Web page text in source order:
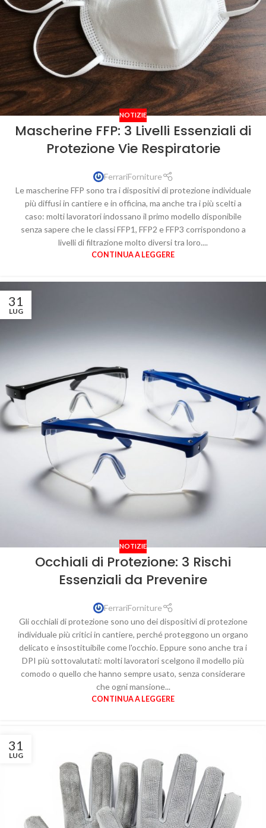
NOTIZIE
Mascherine FFP: 3 Livelli Essenziali di
Protezione Vie Respiratorie
FerrariForniture
Le mascherine FFP sono tra i dispositivi di protezione individuale
più diffusi in cantiere e in officina, ma anche tra i più scelti a
caso: molti lavoratori indossano il primo modello disponibile
senza sapere che le classi FFP1, FFP2 e FFP3 corrispondono a
livelli di filtrazione molto diversi tra loro....
CONTINUA A LEGGERE
31
LUG
NOTIZIE
Occhiali di Protezione: 3 Rischi
Essenziali da Prevenire
FerrariForniture
Gli occhiali di protezione sono uno dei dispositivi di protezione
individuale più critici in cantiere, perché proteggono un organo
delicato e insostituibile come l'occhio. Eppure sono anche tra i
DPI più sottovalutati: molti lavoratori scelgono il modello più
comodo o quello che hanno sempre usato, senza considerare
che ogni mansione...
CONTINUA A LEGGERE
31
LUG